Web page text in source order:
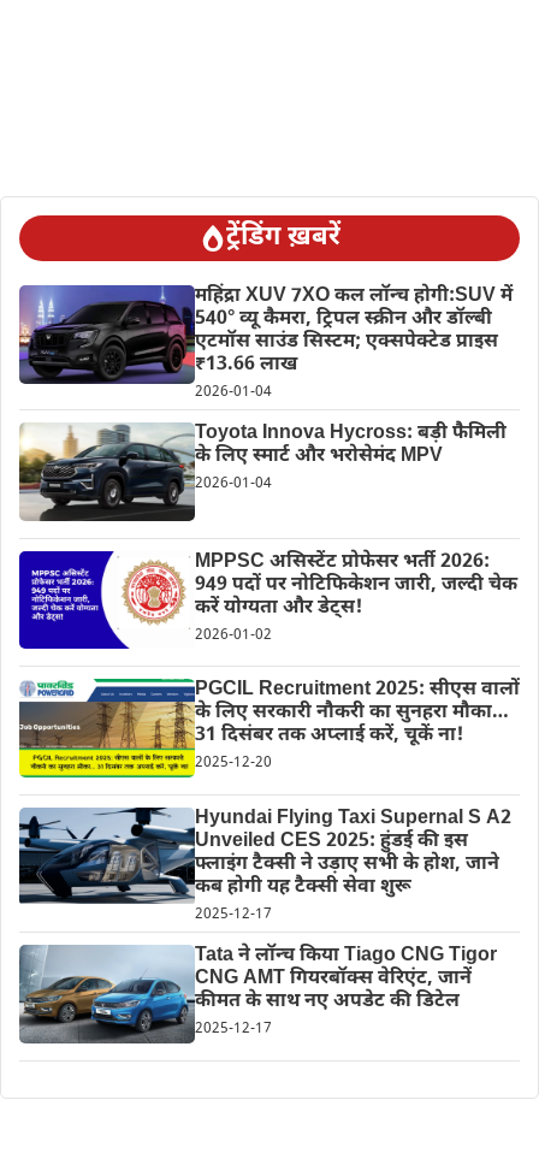
ट्रेंडिंग ख़बरें
महिंद्रा XUV 7XO कल लॉन्च होगी:SUV में
540° व्यू कैमरा, ट्रिपल स्क्रीन और डॉल्बी
एटमॉस साउंड सिस्टम; एक्सपेक्टेड प्राइस
₹13.66 लाख
2026-01-04
Toyota Innova Hycross: बड़ी फैमिली
के लिए स्मार्ट और भरोसेमंद MPV
2026-01-04
MPPSC असिस्टेंट प्रोफेसर भर्ती 2026:
949 पदों पर नोटिफिकेशन जारी, जल्दी चेक
करें योग्यता और डेट्स!
2026-01-02
PGCIL Recruitment 2025: सीएस वालों
के लिए सरकारी नौकरी का सुनहरा मौका…
31 दिसंबर तक अप्लाई करें, चूकें ना!
2025-12-20
Hyundai Flying Taxi Supernal S A2
Unveiled CES 2025: हुंडई की इस
फ्लाइंग टैक्सी ने उड़ाए सभी के होश, जाने
कब होगी यह टैक्सी सेवा शुरू
2025-12-17
Tata ने लॉन्च किया Tiago CNG Tigor
CNG AMT गियरबॉक्स वेरिएंट, जानें
कीमत के साथ नए अपडेट की डिटेल
2025-12-17